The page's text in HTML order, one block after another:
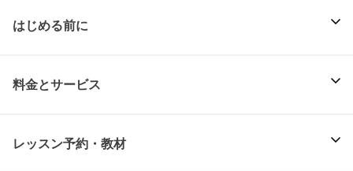
はじめる前に
料金とサービス
レッスン予約・教材